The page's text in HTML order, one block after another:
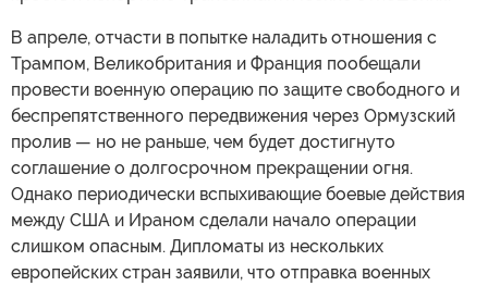
В апреле, отчасти в попытке наладить отношения с
Трампом, Великобритания и Франция пообещали
провести военную операцию по защите свободного и
беспрепятственного передвижения через Ормузский
пролив — но не раньше, чем будет достигнуто
соглашение о долгосрочном прекращении огня.
Однако периодически вспыхивающие боевые действия
между США и Ираном сделали начало операции
слишком опасным. Дипломаты из нескольких
европейских стран заявили, что отправка военных